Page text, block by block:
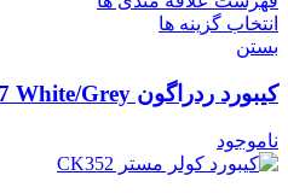
انتخاب گزینه ها
بستن
کیبورد ردراگون Fizz K617 White/Grey
ناموجود